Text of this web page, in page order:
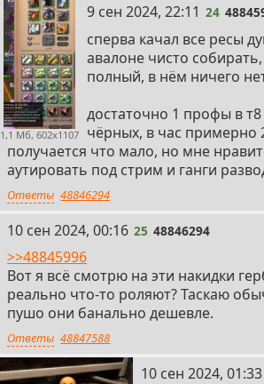
1,1 Мб, 602x1107
24
9 сен 2024, 22:11 24
сперва качал все ресы
авалоне чисто
полный, в нём ничего
достаточно 1 профы в
чёрных, в час примерно
получается что мало, но мне
аутировать под стрим и ганги
Ответы 48846294
25
10 сен 2024, 00:16 25 48846294
>>48845996
Вот я всё смотрю на эти накидки
реально что-то роляют? Таскаю
пушо они банально дешевле.
Ответы 48847588
26
10 сен 2024, 01:33